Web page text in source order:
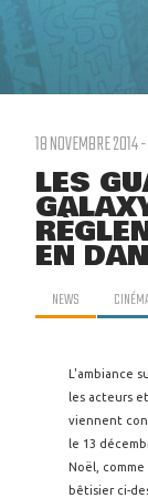
18 NOVEMBRE 2014
LES
EN
NEWS
L'ambiance
les acteurs et
viennent
le 13
Noël,
bêtisier ci-